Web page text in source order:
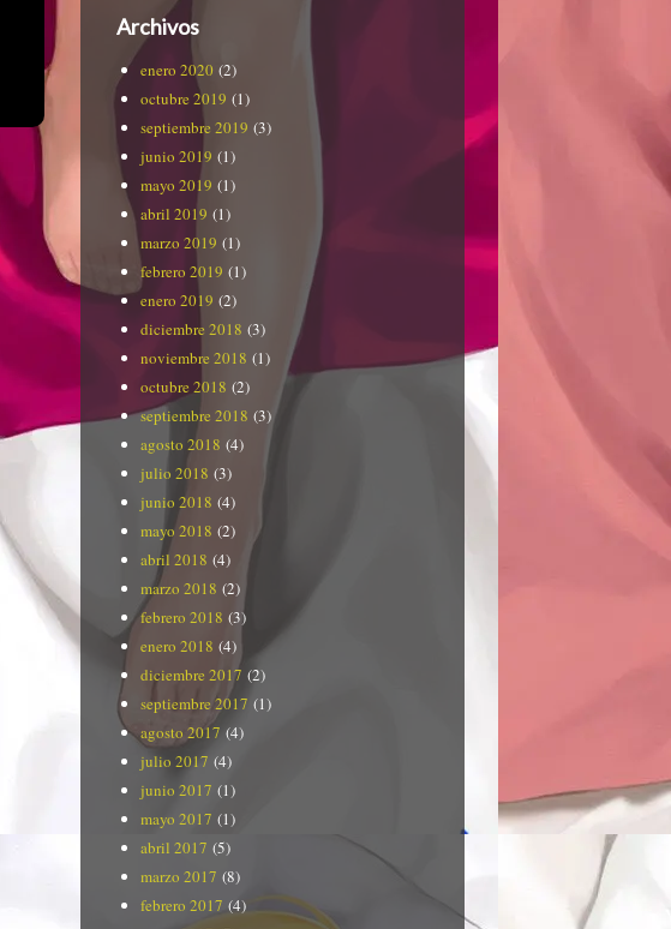
Archivos
enero 2020 (2)
octubre 2019 (1)
septiembre 2019 (3)
junio 2019 (1)
mayo 2019 (1)
abril 2019 (1)
marzo 2019 (1)
febrero 2019 (1)
enero 2019 (2)
diciembre 2018 (3)
noviembre 2018 (1)
octubre 2018 (2)
septiembre 2018 (3)
agosto 2018 (4)
julio 2018 (3)
junio 2018 (4)
mayo 2018 (2)
abril 2018 (4)
marzo 2018 (2)
febrero 2018 (3)
enero 2018 (4)
diciembre 2017 (2)
septiembre 2017 (1)
agosto 2017 (4)
julio 2017 (4)
junio 2017 (1)
mayo 2017 (1)
abril 2017 (5)
marzo 2017 (8)
febrero 2017 (4)